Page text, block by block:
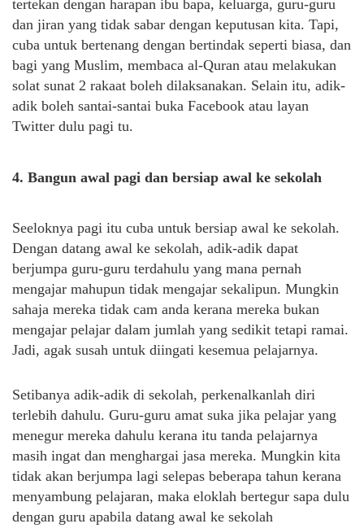
tertekan dengan harapan ibu bapa, keluarga, guru-guru
dan jiran yang tidak sabar dengan keputusan kita. Tapi,
cuba untuk bertenang dengan bertindak seperti biasa, dan
bagi yang Muslim, membaca al-Quran atau melakukan
solat sunat 2 rakaat boleh dilaksanakan. Selain itu, adik-
adik boleh santai-santai buka Facebook atau layan
Twitter dulu pagi tu.
4. Bangun awal pagi dan bersiap awal ke sekolah
Seeloknya pagi itu cuba untuk bersiap awal ke sekolah.
Dengan datang awal ke sekolah, adik-adik dapat
berjumpa guru-guru terdahulu yang mana pernah
mengajar mahupun tidak mengajar sekalipun. Mungkin
sahaja mereka tidak cam anda kerana mereka bukan
mengajar pelajar dalam jumlah yang sedikit tetapi ramai.
Jadi, agak susah untuk diingati kesemua pelajarnya.
Setibanya adik-adik di sekolah, perkenalkanlah diri
terlebih dahulu. Guru-guru amat suka jika pelajar yang
menegur mereka dahulu kerana itu tanda pelajarnya
masih ingat dan menghargai jasa mereka. Mungkin kita
tidak akan berjumpa lagi selepas beberapa tahun kerana
menyambung pelajaran, maka eloklah bertegur sapa dulu
dengan guru apabila datang awal ke sekolah